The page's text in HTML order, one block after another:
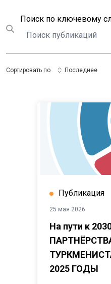
Submit search
Поиск по ключевому
Сортировать по Последнее
Публикация
25 мая 2026
На пути к
2025 ГОДЫ